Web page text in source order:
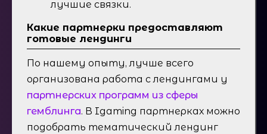
лучшие связки.
Какие партнерки предоставляют
готовые лендинги
По нашему опыту, лучше всего
организована работа с лендингами у
партнерских программ из сферы
гемблинга. В Igaming партнерках можно
подобрать тематический лендинг